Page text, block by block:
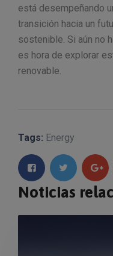
está desempeñando
transición hacia un
sostenible. Si aún no
es hora de explorar
renovable.
Tags: Energy
Noticias